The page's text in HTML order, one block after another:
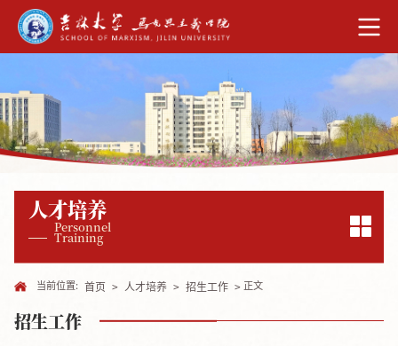
人才培养
Personnel
Training
当前位置: 首页 > 人才培养 > 招生工作 > 正文
招生工作